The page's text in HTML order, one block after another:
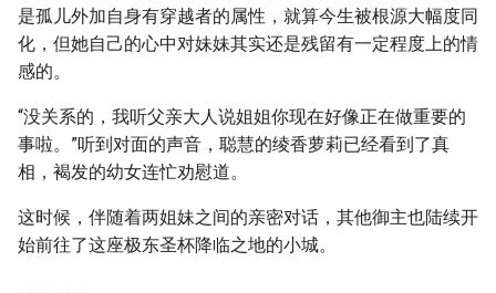
是孤儿外加自身有穿越者的属性，就算今生被根源大幅度同
化，但她自己的心中对妹妹其实还是残留有一定程度上的情
感的。
“没关系的，我听父亲大人说姐姐你现在好像正在做重要的
事啦。”听到对面的声音，聪慧的绫香萝莉已经看到了真
相，褐发的幼女连忙劝慰道。
这时候，伴随着两姐妹之间的亲密对话，其他御主也陆续开
始前往了这座极东圣杯降临之地的小城。